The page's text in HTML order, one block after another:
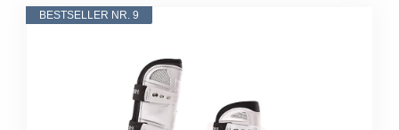
BESTSELLER NR. 9